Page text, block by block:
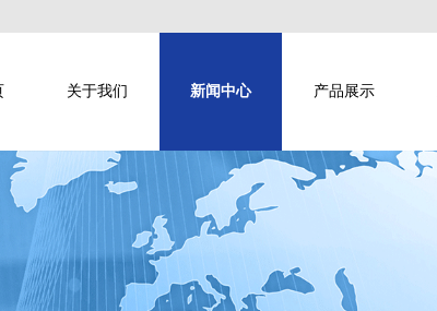
关于我们 新闻中心 产品展示